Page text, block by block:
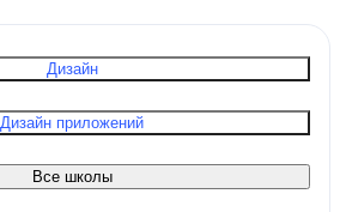
Дизайн
Дизайн приложений
Все школы